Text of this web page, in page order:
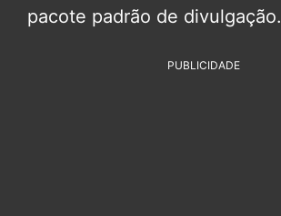
pacote padrão de divulgação.
PUBLICIDADE